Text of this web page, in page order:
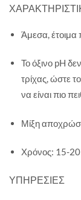
Άμεσα,
Το όξινο pH
τρίχας, ώστε
να είναι πιο
Μίξη
Χρόνος: 15-
ΥΠΗΡΕΣΙΕΣ